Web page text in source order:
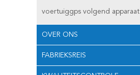
voertuiggps volgend apparaat
OVER ONS
FABRIEKSREIS